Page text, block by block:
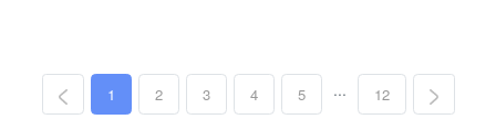
1 2 3 4 5 ... 12